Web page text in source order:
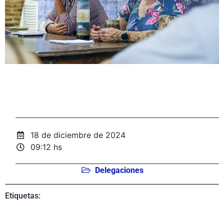
18 de diciembre de 2024
09:12 hs
Delegaciones
Etiquetas: